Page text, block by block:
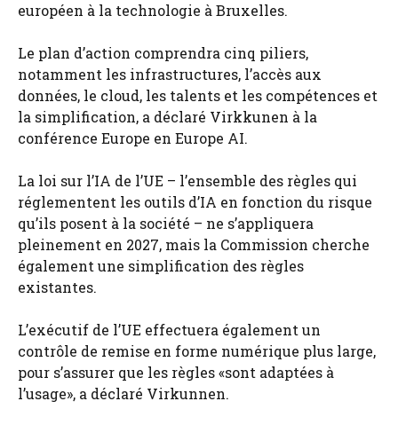
européen à la technologie à Bruxelles.
Le plan d’action comprendra cinq piliers,
notamment les infrastructures, l’accès aux
données, le cloud, les talents et les compétences et
la simplification, a déclaré Virkkunen à la
conférence Europe en Europe AI.
La loi sur l’IA de l’UE – l’ensemble des règles qui
réglementent les outils d’IA en fonction du risque
qu’ils posent à la société – ne s’appliquera
pleinement en 2027, mais la Commission cherche
également une simplification des règles
existantes.
L’exécutif de l’UE effectuera également un
contrôle de remise en forme numérique plus large,
pour s’assurer que les règles «sont adaptées à
l’usage», a déclaré Virkunnen.